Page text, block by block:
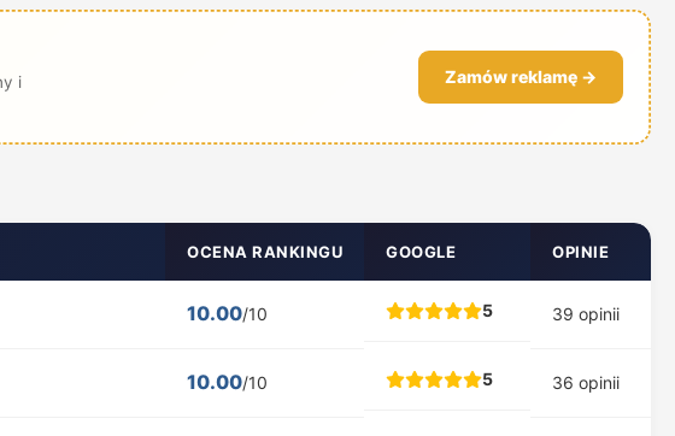
i
Zamów reklamę →
OCENA RANKINGU GOOGLE OPINIE
10.00/10 5 39 opinii
10.00/10 5 36 opinii